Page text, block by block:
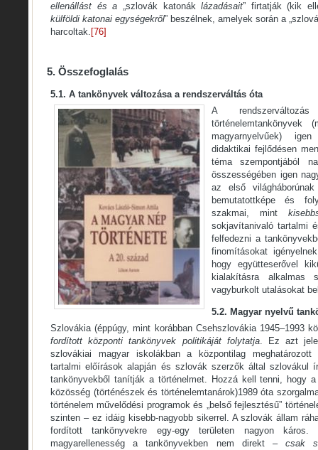
ellenállást és a „szlovák katonáklázadásait” firtatják (kik
külföldi katonai egységekről” beszélnek, amelyek során a
harcoltak. [76]
5. Összefoglalás
5.1. A tankönyvek változása a rendszerváltás óta
A
magyarnyelvűek)
didaktikai fejlődésen
téma szempontjából
összességében igen
az első
bemutatottképe és
szakmai, mint
sokjavítanivaló tartalmi
felfedezni a
finomításokat
hogy együtteserővel
kialakításra alkalmas
vagyburkolt utalásokat
5.2. Magyar nyelvű
Szlovákia (éppúgy, mint korábban Csehszlovákia 1945–1993
fordított központi tankönyvek politikáját folytatja. Ez azt
szlovákiai magyar iskolákban a központilag
tartalmi előírások alapján és szlovák szerzők által szlovákul
tankönyvekből tanítják a történelmet. Hozzá kell tenni, hogy
közösség (történészek és történelemtanárok)1989 óta
történelem művelődési programok és „belső fejlesztésű”
szinten – ez idáig kisebb-nagyobb sikerrel. A szlovák állam
fordított tankönyvekre egy-egy területen nagyon
magyarellenesség a tankönyvekben nem direkt –csak